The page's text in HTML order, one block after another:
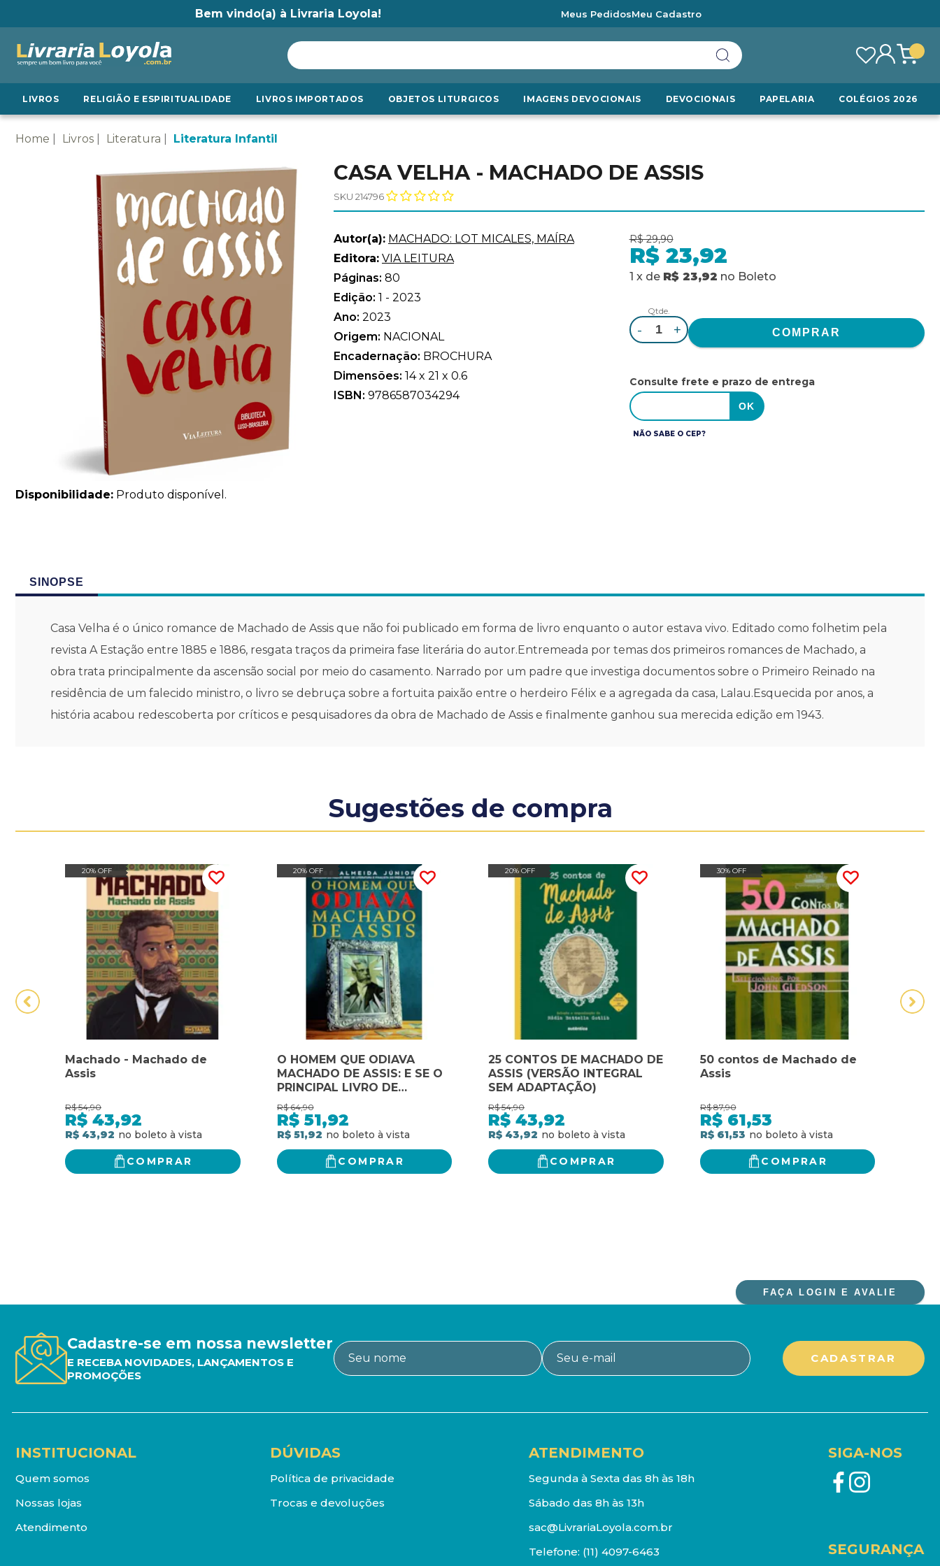
Bem vindo(a) à Livraria Loyola! Meus PedidosMeu Cadastro
LIVROS RELIGIÃO E ESPIRITUALIDADE LIVROS IMPORTADOS OBJETOS LITURGICOS IMAGENS DEVOCIONAIS DEVOCIONAIS PAPELARIA COLÉGIOS 2026
Home Livros Literatura Literatura Infantil
Disponibilidade: Produto disponível.
CASA VELHA - MACHADO DE ASSIS
SKU 214796
Autor(a): MACHADO: LOT MICALES, MAÍRA
Editora: VIA LEITURA
Páginas: 80
Edição: 1 - 2023
Ano: 2023
Origem: NACIONAL
Encadernação: BROCHURA
Dimensões: 14 x 21 x 0.6
ISBN: 9786587034294
R$ 29,90
R$ 23,92
1 x de R$ 23,92 no Boleto
Qtde.
- +
Consulte frete e prazo de entrega
NÃO SABE O CEP?
SINOPSE
Casa Velha é o único romance de Machado de Assis que não foi publicado em forma de livro enquanto o autor estava vivo. Editado como folhetim pela
revista A Estação entre 1885 e 1886, resgata traços da primeira fase literária do autor.Entremeada por temas dos primeiros romances de Machado, a
obra trata principalmente da ascensão social por meio do casamento. Narrado por um padre que investiga documentos sobre o Primeiro Reinado na
residência de um falecido ministro, o livro se debruça sobre a fortuita paixão entre o herdeiro Félix e a agregada da casa, Lalau.Esquecida por anos, a
história acabou redescoberta por críticos e pesquisadores da obra de Machado de Assis e finalmente ganhou sua merecida edição em 1943.
Sugestões de compra
20% OFF
Machado - Machado de
Assis
R$ 54,90
R$ 43,92
R$ 43,92
COMPRAR
20% OFF
O HOMEM QUE ODIAVA
MACHADO DE ASSIS: E SE O
PRINCIPAL LIVRO DE
MACHADO DE ASSIS FOSSE
AUTOBIAGRÁFICO ?
R$ 64,90
R$ 51,92
R$ 51,92
COMPRAR
20% OFF
25 CONTOS DE MACHADO DE
ASSIS (VERSÃO INTEGRAL
SEM ADAPTAÇÃO)
R$ 54,90
R$ 43,92
R$ 43,92
COMPRAR
30% OFF
50 contos de Machado de
Assis
R$ 87,90
R$ 61,53
R$ 61,53
COMPRAR
FAÇA LOGIN E AVALIE
Cadastre-se em nossa newsletter
E RECEBA NOVIDADES, LANÇAMENTOS E
PROMOÇÕES
INSTITUCIONAL
Quem somos
Nossas lojas
Atendimento
DÚVIDAS
Política de privacidade
Trocas e devoluções
ATENDIMENTO
Segunda à Sexta das 8h às 18h
Sábado das 8h às 13h
sac@LivrariaLoyola.com.br
Telefone: (11) 4097-6463
SIGA-NOS
SEGURANÇA